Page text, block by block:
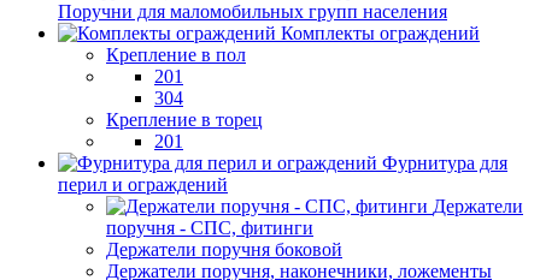
Поручни для маломобильных групп населения
Комплекты ограждений
Крепление в пол
201
304
Крепление в торец
201
Фурнитура для
перил и ограждений
Держатели
поручня - СПС, фитинги
Держатели поручня боковой
Держатели поручня, наконечники, ложементы